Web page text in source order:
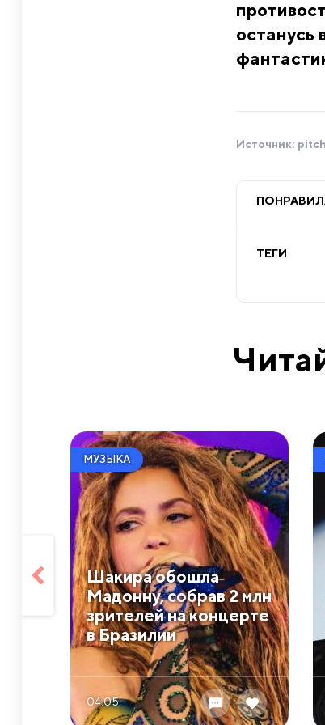
останусь
Источник:
ТЕГИ
МУЗЫКА
Шакира обошла
Мадонну, собрав 2 млн
зрителей на концерте
в Бразилии
04.05